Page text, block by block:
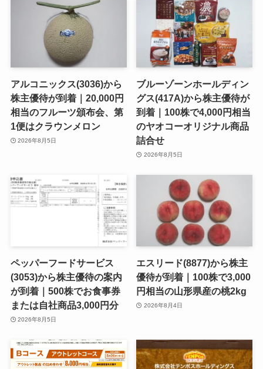
アルコニックス(3036)から
株主優待が到着｜20,000円
相当のフルーツ頒布会、第
1便はクラウンメロン
2026年8月5日
ブルーゾーンホールディン
グス(417A)から株主優待が
到着｜100株で4,000円相当
のヤオコーオリジナル商品
詰合せ
2026年8月5日
ペッパーフードサービス
(3053)から株主優待の案内
が到着｜500株でお食事券
または自社商品3,000円分
2026年8月5日
エスリード(8877)から株主
優待が到着｜100株で3,000
円相当の山形県産の桃2kg
2026年8月4日